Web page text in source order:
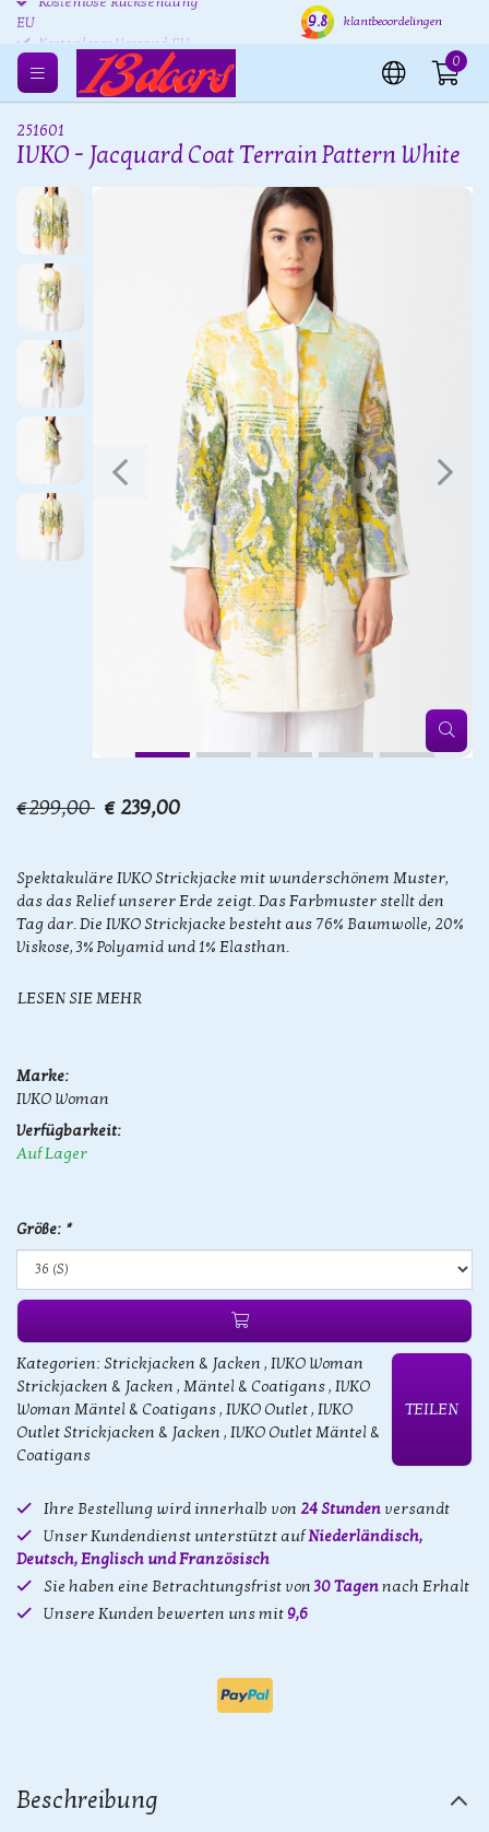
Kostenlose Rücksendung
EU
Versand innerhalb von 24
9.8 klantbeoordelingen
0
251601
IVKO - Jacquard Coat Terrain Pattern White
€299,00 € 239,00
Spektakuläre IVKO Strickjacke mit wunderschönem Muster,
das das Relief unserer Erde zeigt. Das Farbmuster stellt den
Tag dar. Die IVKO Strickjacke besteht aus 76% Baumwolle, 20%
Viskose, 3% Polyamid und 1% Elasthan.
LESEN SIE MEHR
Marke:
IVKO Woman
Verfügbarkeit:
Auf Lager
Größe: *
Kategorien: Strickjacken & Jacken , IVKO Woman
Strickjacken & Jacken , Mäntel & Coatigans, IVKO
Woman Mäntel & Coatigans, IVKO Outlet, IVKO
Outlet Strickjacken & Jacken , IVKO Outlet Mäntel &
Coatigans
TEILEN
Ihre Bestellung wird innerhalb von 24 Stunden versandt
Unser Kundendienst unterstützt aufNiederländisch,
Deutsch, Englisch und Französisch
Sie haben eine Betrachtungsfrist von30 Tagennach Erhalt
Unsere Kunden bewerten uns mit 9,6
Beschreibung